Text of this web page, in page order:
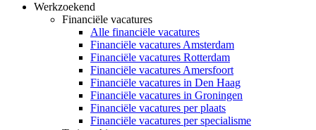
Werkzoekend
Financiële vacatures
Alle financiële vacatures
Financiële vacatures Amsterdam
Financiële vacatures Rotterdam
Financiële vacatures Amersfoort
Financiële vacatures in Den Haag
Financiële vacatures in Groningen
Financiële vacatures per plaats
Financiële vacatures per specialisme